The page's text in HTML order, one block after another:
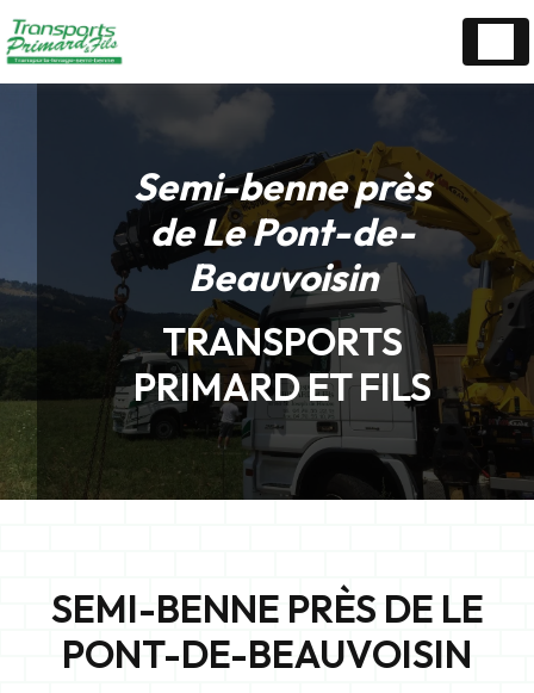
Semi-benne près
de Le Pont-de-
Beauvoisin
TRANSPORTS
PRIMARD ET FILS
SEMI-BENNE PRÈS DE LE
PONT-DE-BEAUVOISIN